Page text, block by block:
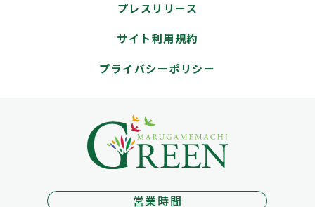
プレスリリース
サイト利用規約
プライバシーポリシー
営業時間